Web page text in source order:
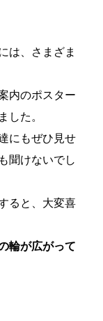
は、さまざま
内のポスター
した。
にもぜひ見せ
聞けないでし
ると、大変喜
輪が広がって